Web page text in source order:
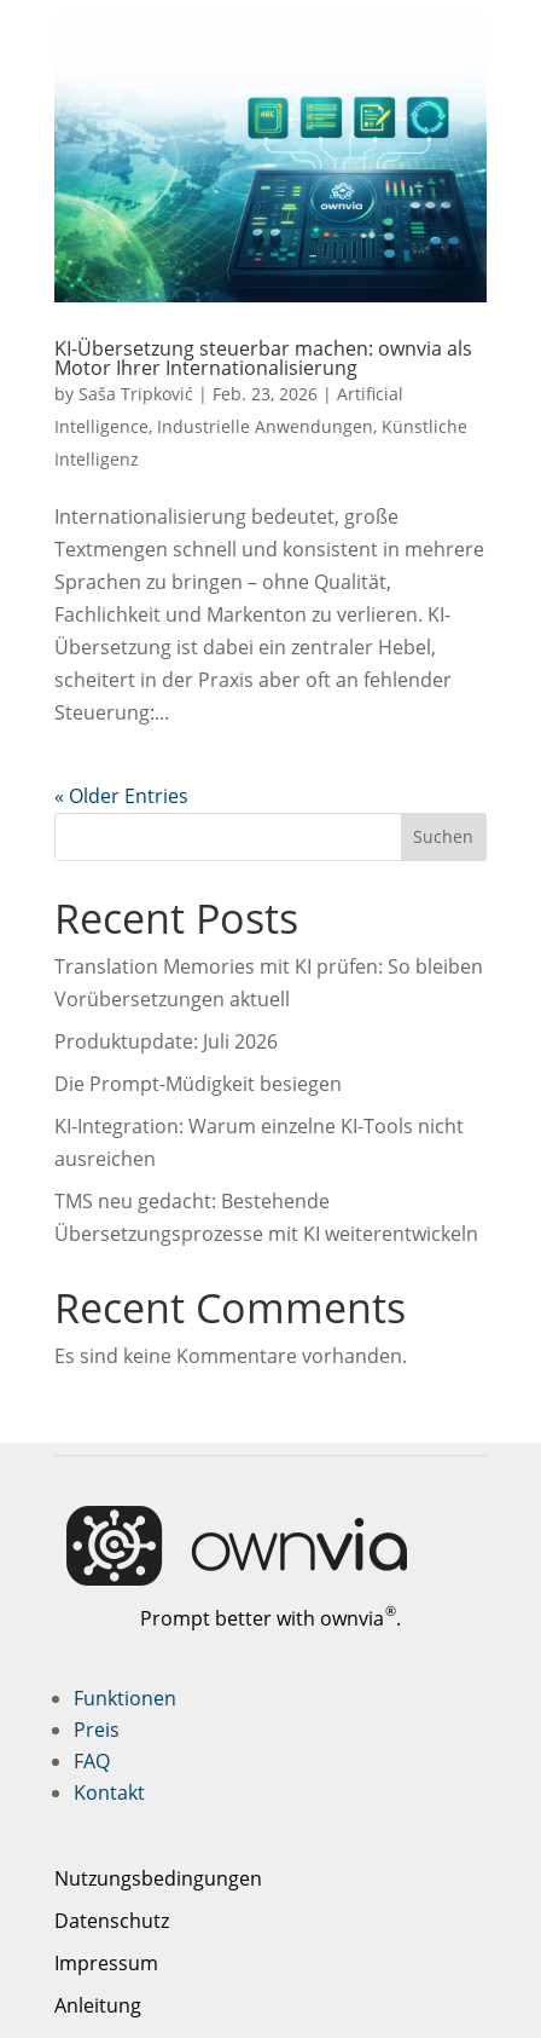
KI-Übersetzung steuerbar machen: ownvia als
Motor Ihrer Internationalisierung
by Saša Tripković | Feb. 23, 2026| Artificial
Intelligence, Industrielle Anwendungen, Künstliche
Intelligenz
Internationalisierung bedeutet, große
Textmengen schnell und konsistent in mehrere
Sprachen zu bringen – ohne Qualität,
Fachlichkeit und Markenton zu verlieren. KI-
Übersetzung ist dabei ein zentraler Hebel,
scheitert in der Praxis aber oft an fehlender
Steuerung:...
« Older Entries
Suchen
Recent Posts
Translation Memories mit KI prüfen: So bleiben
Vorübersetzungen aktuell
Produktupdate: Juli 2026
Die Prompt-Müdigkeit besiegen
KI-Integration: Warum einzelne KI-Tools nicht
ausreichen
TMS neu gedacht: Bestehende
Übersetzungsprozesse mit KI weiterentwickeln
Recent Comments
Es sind keine Kommentare vorhanden.
Prompt better with ownvia®.
Funktionen
Preis
FAQ
Kontakt
Nutzungsbedingungen
Datenschutz
Impressum
Anleitung